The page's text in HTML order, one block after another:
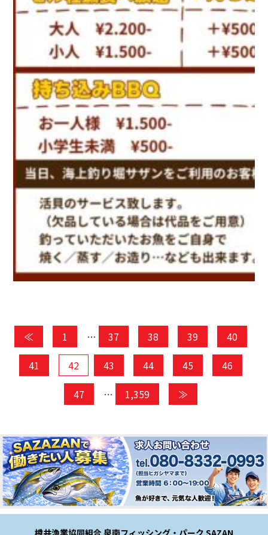
≪ 1 … 37 38 39
40
41
42 43 44 45
46
47
… 1,359 ≫
樽井漁業協同組合 泉南フィッシング・パーク SAZAN